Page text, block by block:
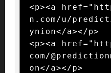
<p><a
n.com/u/
ynion</a></p>
<p><a
com/
on</a></p>